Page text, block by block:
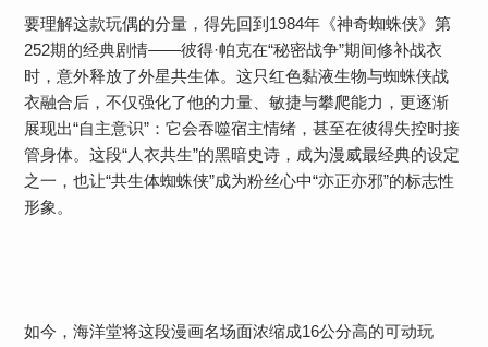
要理解这款玩偶的分量，得先回到1984年《神奇蜘蛛侠》第
252期的经典剧情——彼得·帕克在“秘密战争”期间修补战衣
时，意外释放了外星共生体。这只红色黏液生物与蜘蛛侠战
衣融合后，不仅强化了他的力量、敏捷与攀爬能力，更逐渐
展现出“自主意识”：它会吞噬宿主情绪，甚至在彼得失控时接
管身体。这段“人衣共生”的黑暗史诗，成为漫威最经典的设定
之一，也让“共生体蜘蛛侠”成为粉丝心中“亦正亦邪”的标志性
形象。
如今，海洋堂将这段漫画名场面浓缩成16公分高的可动玩